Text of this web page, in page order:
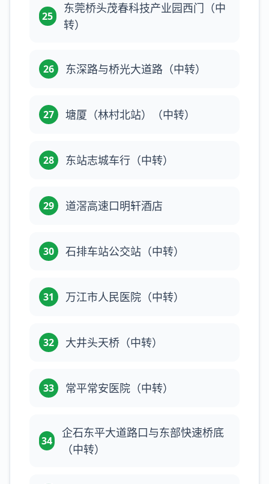
25
东莞桥头茂春科技产业园西门（中
转）
26 东深路与桥光大道路（中转）
27 塘厦（林村北站）（中转）
28 东站志城车行（中转）
29 道滘高速口明轩酒店
30 石排车站公交站（中转）
31 万江市人民医院（中转）
32 大井头天桥（中转）
33 常平常安医院（中转）
34
企石东平大道路口与东部快速桥底
（中转）